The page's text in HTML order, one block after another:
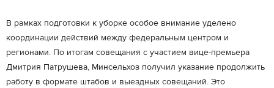
В рамках подготовки к уборке особое внимание уделено
координации действий между федеральным центром и
регионами. По итогам совещания с участием вице-премьера
Дмитрия Патрушева, Минсельхоз получил указание продолжить
работу в формате штабов и выездных совещаний. Это